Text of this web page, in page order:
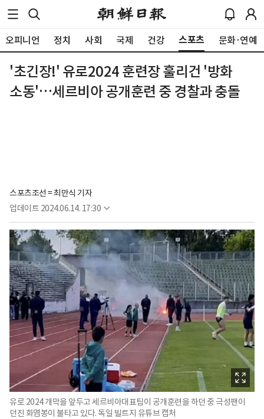
오피니언 정치 사회 국제 건강 스포츠 문화·연예
'초긴장!' 유로2024 훈련장 훌리건 '방화
소동'…세르비아 공개훈련 중 경찰과 충돌
스포츠조선 = 최만식 기자
업데이트 2024.06.14. 17:30
유로 2024 개막을 앞두고 세르비아대표팀이 공개훈련을 하던 중 극성팬이
던진 화염봉이 불타고 있다. 독일 빌트지 유튜브 캡처